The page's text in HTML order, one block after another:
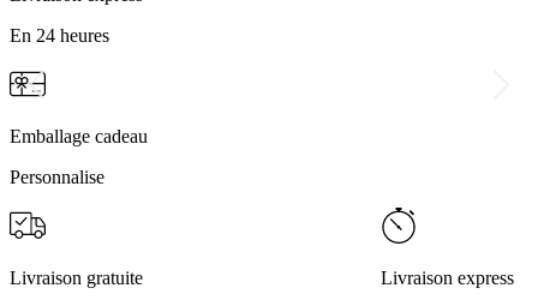
En 24 heures
Emballage cadeau
Personnalise
Livraison gratuite
Livraison express